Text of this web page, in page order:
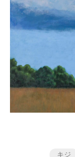
キジ